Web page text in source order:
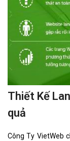
Thiết Kế
quả
Công Ty VietWeb